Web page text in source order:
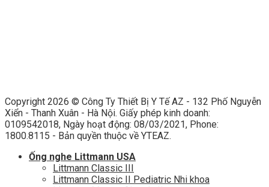
Copyright 2026 © Công Ty Thiết Bị Y Tế AZ - 132 Phố Nguyễn
Xiển - Thanh Xuân - Hà Nội. Giấy phép kinh doanh:
0109542018, Ngày hoạt động: 08/03/2021, Phone:
1800.8115 - Bản quyền thuộc về YTEAZ.
Ống nghe Littmann USA
Littmann Classic III
Littmann Classic II Pediatric Nhi khoa